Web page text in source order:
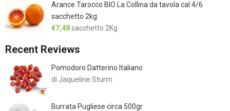
Arance Tarocco BIO La Collina da tavola cal 4/6
sacchetto 2kg
€7,48sacchetto 2Kg
Recent Reviews
Pomodoro Datterino Italiano
di Jaqueline Sturm
Burrata Pugliese circa 500gr